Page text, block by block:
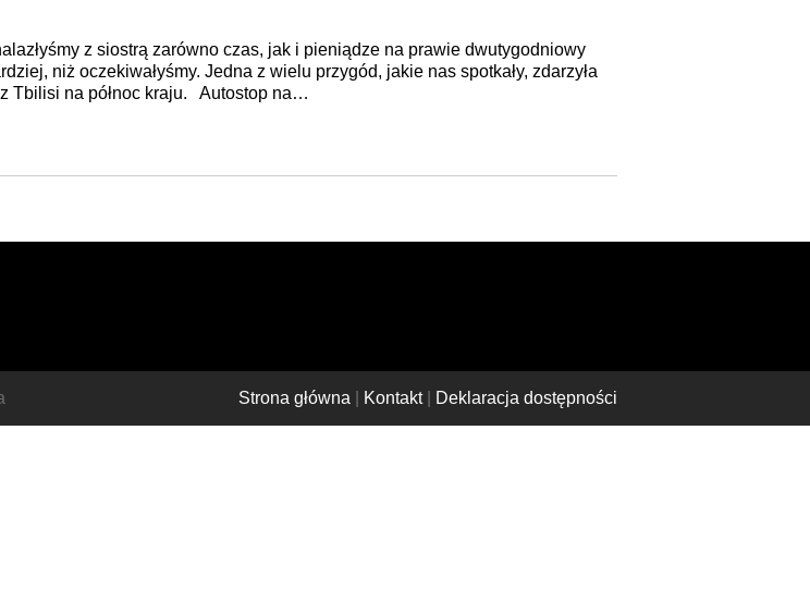
z siostrą zarówno czas, jak i pieniądze na prawie dwutygodniowy
niż oczekiwałyśmy. Jedna z wielu przygód, jakie nas spotkały, zdarzyła
Tbilisi na północ kraju. Autostop na…
Strona główna Kontakt Deklaracja dostępności